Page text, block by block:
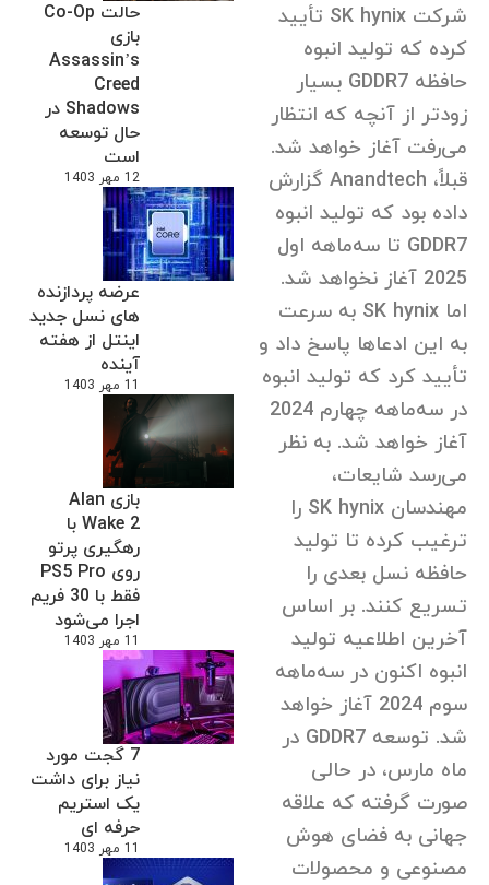
حالت Co-Op
بازی
Assassin’s
Creed
Shadows در
حال توسعه
است
12 مهر 1403
عرضه پردازنده
های نسل جدید
اینتل از هفته
آینده
11 مهر 1403
بازی Alan
Wake 2 با
رهگیری پرتو
روی PS5 Pro
فقط با 30 فریم
اجرا می‌شود
11 مهر 1403
7 گجت مورد
نیاز برای داشت
یک استریم
حرفه ای
11 مهر 1403
شرکت SK hynix تأیید
کرده که تولید انبوه
حافظه GDDR7 بسیار
زودتر از آنچه که انتظار
می‌رفت آغاز خواهد شد.
قبلاً، Anandtech گزارش
داده بود که تولید انبوه
GDDR7 تا سه‌ماهه اول
2025 آغاز نخواهد شد.
اما SK hynix به سرعت
به این ادعاها پاسخ داد و
تأیید کرد که تولید انبوه
در سه‌ماهه چهارم 2024
آغاز خواهد شد. به نظر
می‌رسد شایعات،
مهندسان SK hynix را
ترغیب کرده تا تولید
حافظه نسل بعدی را
تسریع کنند. بر اساس
آخرین اطلاعیه تولید
انبوه اکنون در سه‌ماهه
سوم 2024 آغاز خواهد
شد. توسعه GDDR7 در
ماه مارس، در حالی
صورت گرفته که علاقه
جهانی به فضای هوش
مصنوعی و محصولات